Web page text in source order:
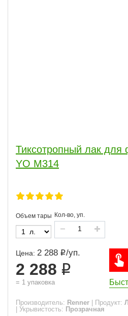
Тиксотропный лак для
YO M314
Объем тары Кол-во, уп.
Цена: 2 288 /уп.
2 288
= 1 упаковка
Производитель: Renner Продукт:
Укрывистость: Прозрачная